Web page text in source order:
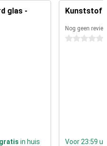
voor entertainment
glas -
gratis in huis
Kunststof
Nog geen
0 sterren
Voor 23:59